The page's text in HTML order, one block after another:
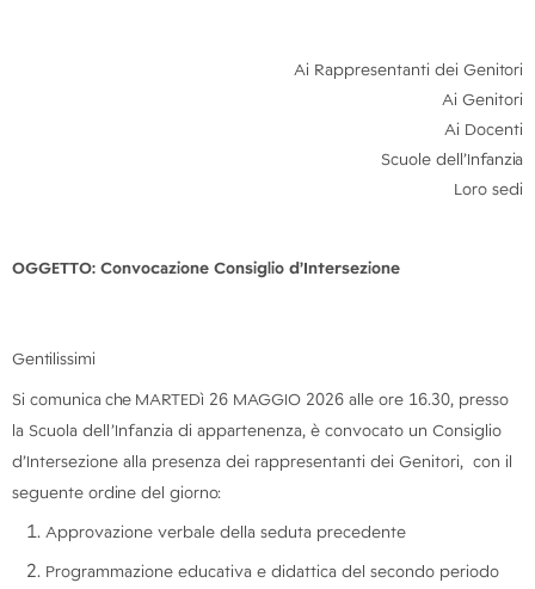
Ai Rappresentanti dei Genitori
Ai Genitori
Ai Docenti
Scuoledell’Infanzia
Loro sedi
OGGETTO: Convocazione Consiglio d’Intersezione
Gentilissimi
Si comunica che MARTEDì 26 MAGGIO 2026 alle ore 16.30, presso
la Scuola dell’Infanzia di appartenenza, è convocato un Consiglio
d’Intersezione alla presenza dei rappresentanti dei Genitori, con il
seguente ordine delgiorno:
Approvazione verbale della seduta precedente
Programmazione educativa e didattica del secondo periodo